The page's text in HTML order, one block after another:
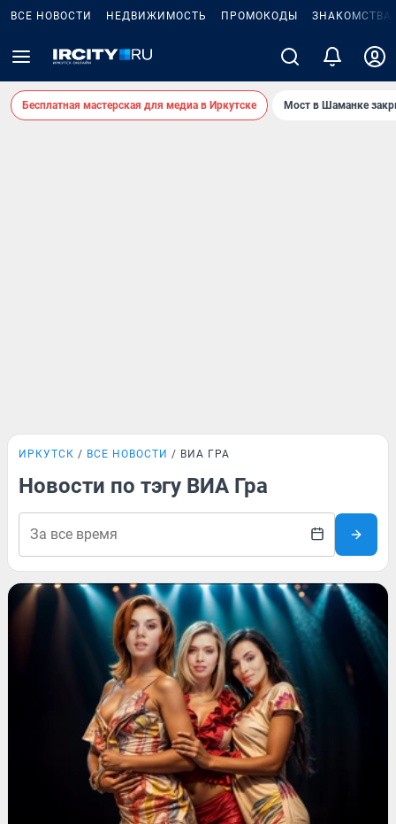
ВСЕ НОВОСТИ НЕДВИЖИМОСТЬ ПРОМОКОДЫ ЗНАКОМСТВА
Бесплатная мастерская для медиа в Иркутске Мост в Шаманке
ИРКУТСК ВСЕ НОВОСТИ ВИА ГРА
Новости по тэгу ВИА Гра